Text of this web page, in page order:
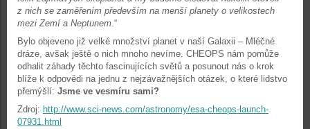
z nich se zaměřením především na menší planety o velikostech
mezi Zemí a Neptunem.“
Bylo objeveno již velké množství planet v naší Galaxii – Mléčné
dráze, avšak ještě o nich mnoho nevíme. CHEOPS nám pomůže
odhalit záhady těchto fascinujících světů a posunout nás o krok
blíže k odpovědi na jednu z nejzávažnějších otázek, o které lidstvo
přemýšlí: Jsme ve vesmíru sami?
Zdroj: http://www.sci-news.com/astronomy/esa-cheops-launch-
07931.html